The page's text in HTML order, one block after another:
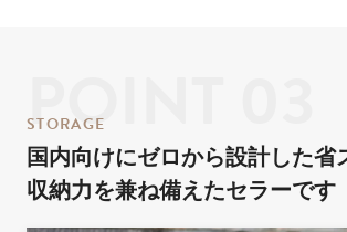
POINT 03
STORAGE
国内向けにゼロから設計した省
収納力を兼ね備えたセラーです